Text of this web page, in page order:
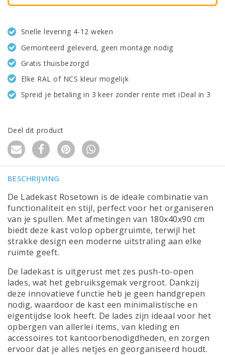
Snelle levering 4-12 weken
Gemonteerd geleverd, geen montage nodig
Gratis thuisbezorgd
Elke RAL of NCS kleur mogelijk
Spreid je betaling in 3 keer zonder rente met iDeal in 3
Deel dit product
BESCHRIJVING
De Ladekast Rosetown is de ideale combinatie van
functionaliteit en stijl, perfect voor het organiseren
van je spullen. Met afmetingen van 180x40x90 cm
biedt deze kast volop opbergruimte, terwijl het
strakke design een moderne uitstraling aan elke
ruimte geeft.
De ladekast is uitgerust met zes push-to-open
lades, wat het gebruiksgemak vergroot. Dankzij
deze innovatieve functie heb je geen handgrepen
nodig, waardoor de kast een minimalistische en
eigentijdse look heeft. De lades zijn ideaal voor het
opbergen van allerlei items, van kleding en
accessoires tot kantoorbenodigdheden, en zorgen
ervoor dat je alles netjes en georganiseerd houdt.